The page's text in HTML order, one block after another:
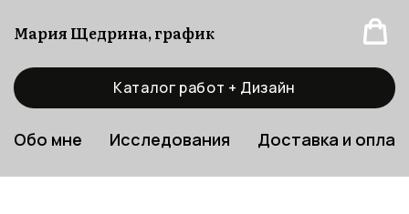
Мария Щедрина, график
Каталог работ + Дизайн
Обо мне Исследования Доставка и